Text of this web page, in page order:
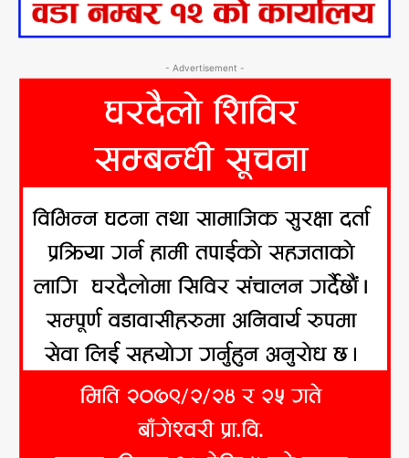
- Advertisement -